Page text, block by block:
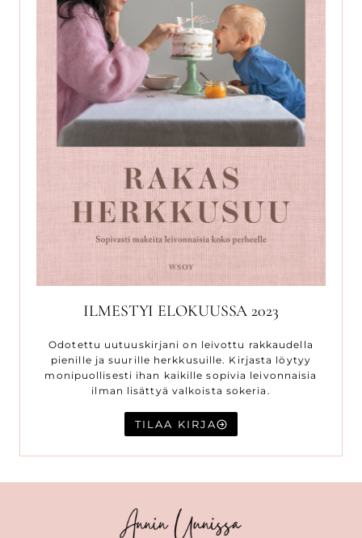
ILMESTYI ELOKUUSSA 2023
Odotettu uutuuskirjani on leivottu rakkaudella
pienille ja suurille herkkusuille. Kirjasta löytyy
monipuollisesti ihan kaikille sopivia leivonnaisia
ilman lisättyä valkoista sokeria.
TILAA KIRJA